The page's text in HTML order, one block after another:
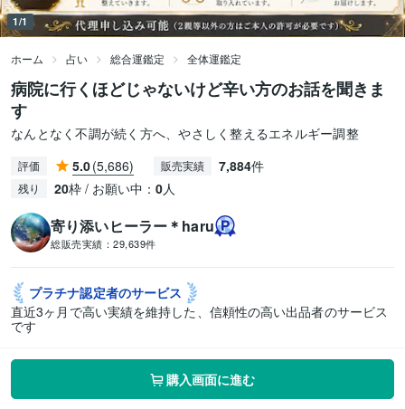
1/1
ホーム 占い 総合運鑑定 全体運鑑定
病院に行くほどじゃないけど辛い方のお話を聞きま
す
なんとなく不調が続く方へ、やさしく整えるエネルギー調整
評価 5.0(5,686) 販売実績 7,884件
残り 20枠 / お願い中： 0人
寄り添いヒーラー＊haru
総販売実績： 29,639件
プラチナ認定者のサービス
直近3ヶ月で高い実績を維持した、信頼性の高い出品者のサービス
です
購入画面に進む